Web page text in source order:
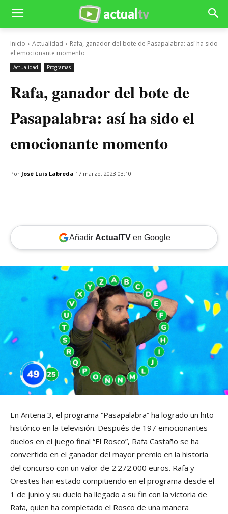
Inicio Actualidad
Rafa, ganador del bote de Pasapalabra: así ha sido
el emocionante momento
Actualidad Programas
Rafa, ganador del bote de
Pasapalabra: así ha sido el
emocionante momento
Por José Luis Labreda 17 marzo, 2023 03:10
Añadir ActualTVen Google
En Antena 3, el programa “Pasapalabra” ha logrado un hito
histórico en la televisión. Después de 197 emocionantes
duelos en el juego final “El Rosco”, Rafa Castaño se ha
convertido en el ganador del mayor premio en la historia
del concurso con un valor de 2.272.000 euros. Rafa y
Orestes han estado compitiendo en el programa desde el
1 de junio y su duelo ha llegado a su fin con la victoria de
Rafa, quien ha completado el Rosco de una manera